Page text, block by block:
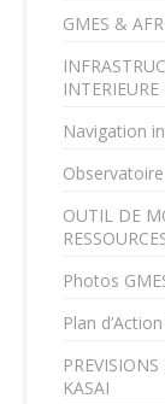
GMES &
Navigation
OUTIL DE
Photos
Plan
KASAI